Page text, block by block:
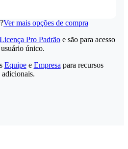
Ver mais opções de compra
Licença Pro Padrão e são para acesso
único.
Equipee Empresa para recursos
adicionais.